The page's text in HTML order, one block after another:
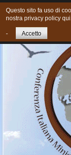
Home Chi
Questo sito fa uso di
nostra privacy policy
- Accetto